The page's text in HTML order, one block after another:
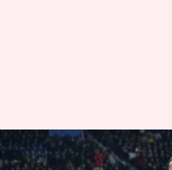
డ్రాగా ముగిసిన